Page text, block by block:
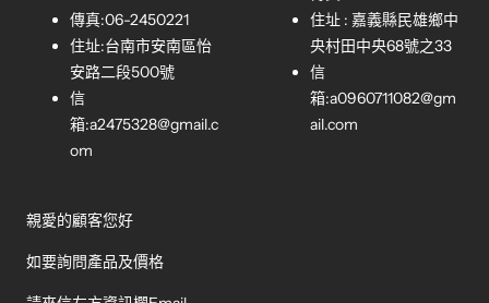
傳真:06-2450221
住址:台南市安南區怡
安路二段500號
信
箱:a2475328@gmail.c
om
住址 : 嘉義縣民雄鄉中
央村田中央68號之33
信
箱:a0960711082@gm
ail.com
親愛的顧客您好
如要詢問產品及價格